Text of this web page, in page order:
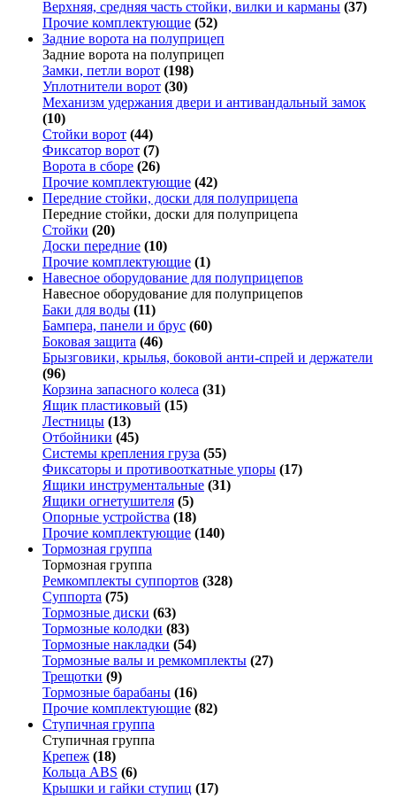
Верхняя, средняя часть стойки, вилки и карманы (37)
Прочие комплектующие (52)
Задние ворота на полуприцеп
Задние ворота на полуприцеп
Замки, петли ворот (198)
Уплотнители ворот (30)
Механизм удержания двери и антивандальный замок
(10)
Стойки ворот (44)
Фиксатор ворот (7)
Ворота в сборе (26)
Прочие комплектующие (42)
Передние стойки, доски для полуприцепа
Передние стойки, доски для полуприцепа
Стойки (20)
Доски передние (10)
Прочие комплектующие (1)
Навесное оборудование для полуприцепов
Навесное оборудование для полуприцепов
Баки для воды (11)
Бампера, панели и брус (60)
Боковая защита (46)
Брызговики, крылья, боковой анти-спрей и держатели
(96)
Корзина запасного колеса (31)
Ящик пластиковый (15)
Лестницы (13)
Отбойники (45)
Системы крепления груза (55)
Фиксаторы и противооткатные упоры (17)
Ящики инструментальные (31)
Ящики огнетушителя (5)
Опорные устройства (18)
Прочие комплектующие (140)
Тормозная группа
Тормозная группа
Ремкомплекты суппортов (328)
Суппорта (75)
Тормозные диски (63)
Тормозные колодки (83)
Тормозные накладки (54)
Тормозные валы и ремкомплекты (27)
Трещотки (9)
Тормозные барабаны (16)
Прочие комплектующие (82)
Ступичная группа
Ступичная группа
Крепеж (18)
Кольца ABS (6)
Крышки и гайки ступиц (17)